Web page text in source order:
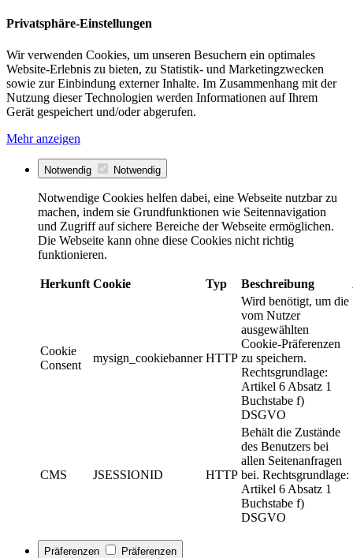
Privatsphäre-Einstellungen
Wir verwenden Cookies, um unseren Besuchern ein optimales
Website-Erlebnis zu bieten, zu Statistik- und Marketingzwecken
sowie zur Einbindung externer Inhalte. Im Zusammenhang mit der
Nutzung dieser Technologien werden Informationen auf Ihrem
Gerät gespeichert und/oder abgerufen.
Mehr anzeigen
Notwendig Notwendig
Notwendige Cookies helfen dabei, eine Webseite nutzbar zu
machen, indem sie Grundfunktionen wie Seitennavigation
und Zugriff auf sichere Bereiche der Webseite ermöglichen.
Die Webseite kann ohne diese Cookies nicht richtig
funktionieren.
Herkunft Cookie Typ Beschreibung
Cookie
Consent
mysign_cookiebanner HTTP
Wird benötigt, um die
vom Nutzer
ausgewählten
Cookie-Präferenzen
zu speichern.
Rechtsgrundlage:
Artikel 6 Absatz 1
Buchstabe f)
DSGVO
CMS JSESSIONID HTTP
Behält die Zustände
des Benutzers bei
allen Seitenanfragen
bei. Rechtsgrundlage:
Artikel 6 Absatz 1
Buchstabe f)
DSGVO
Präferenzen Präferenzen